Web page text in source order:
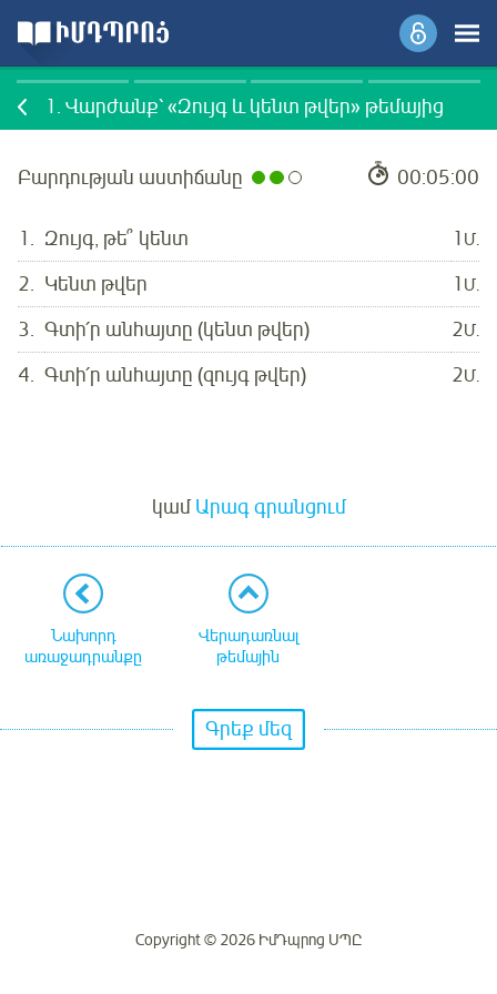
1. Վարժանք՝ «Զույգ և կենտ թվեր» թեմայից
Բարդության աստիճանը 00:05:00
1. Զույգ, թե՞ կենտ 1 Մ.
2. Կենտ թվեր 1 Մ.
3. Գտի՛ր անհայտը (կենտ թվեր) 2Մ.
4. Գտի՛ր անհայտը (զույգ թվեր) 2Մ.
կամԱրագ գրանցում
Նախորդ
առաջադրանքը
Վերադառնալ
թեմային
Գրեք մեզ
Copyright © 2026 ԻմԴպրոց ՍՊԸ